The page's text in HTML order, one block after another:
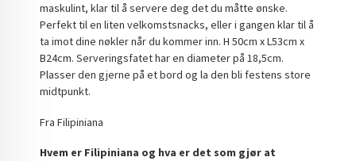
maskulint, klar til å servere deg det du måtte ønske.
Perfekt til en liten velkomstsnacks, eller i gangen klar til å
ta imot dine nøkler når du kommer inn. H 50cm x L53cm x
B24cm. Serveringsfatet har en diameter på 18,5cm.
Plasser den gjerne på et bord og la den bli festens store
midtpunkt.
Fra Filipiniana
Hvem er Filipiniana og hva er det som gjør at